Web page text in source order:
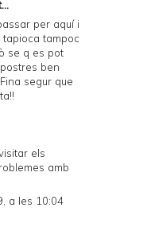
per aquí i
tapioca tampoc
se q es pot
ben
segur que
els
amb
a les 10:04